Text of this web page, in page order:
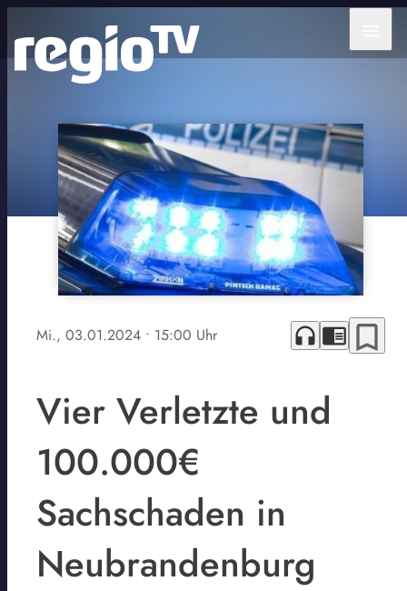
Mi., 03.01.2024 • 15:00 Uhr headphones chrome_reader_mode bookmark_border
Vier Verletzte und
100.000€
Sachschaden in
Neubrandenburg